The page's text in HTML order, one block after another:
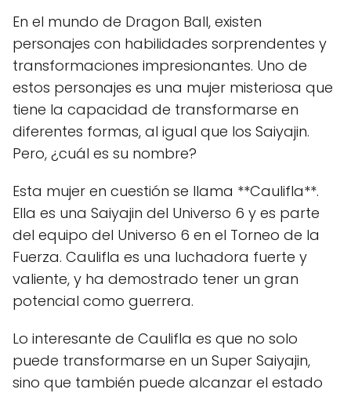
En el mundo de Dragon Ball, existen
personajes con habilidades sorprendentes y
transformaciones impresionantes. Uno de
estos personajes es una mujer misteriosa que
tiene la capacidad de transformarse en
diferentes formas, al igual que los Saiyajin.
Pero, ¿cuál es su nombre?
Esta mujer en cuestión se llama **Caulifla**.
Ella es una Saiyajin del Universo 6 y es parte
del equipo del Universo 6 en el Torneo de la
Fuerza. Caulifla es una luchadora fuerte y
valiente, y ha demostrado tener un gran
potencial como guerrera.
Lo interesante de Caulifla es que no solo
puede transformarse en un Super Saiyajin,
sino que también puede alcanzar el estado